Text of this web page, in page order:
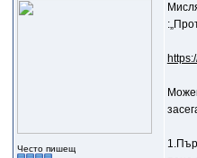
Често пишещ